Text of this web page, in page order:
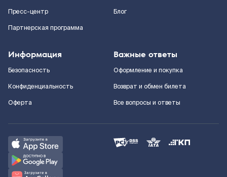
Пресс-центр
Партнерская программа
Блог
Информация
Безопасность
Конфиденциальность
Оферта
Важные ответы
Оформление и покупка
Возврат и обмен билета
Все вопросы и ответы